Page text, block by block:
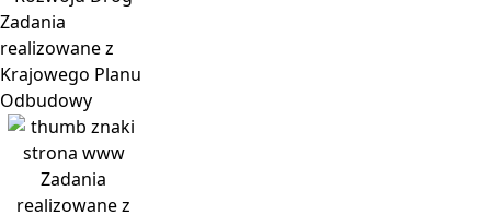
Zadania
realizowane z
Krajowego Planu
Odbudowy
Zadania
realizowane z